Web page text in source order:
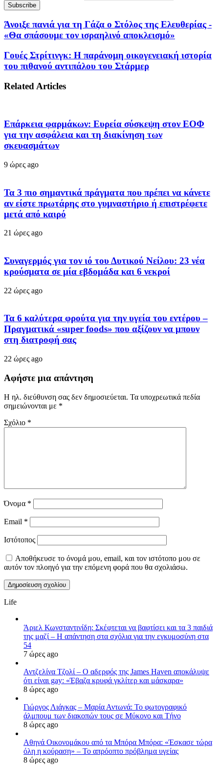
Άνοιξε πανιά για τη Γάζα ο Στόλος της Ελευθερίας -
«Θα σπάσουμε τον ισραηλινό αποκλεισμό»
Γουές Στρίτινγκ: Η παράνομη οικογενειακή ιστορία
του πιθανού αντιπάλου του Στάρμερ
Related Articles
Επάρκεια φαρμάκων: Ευρεία σύσκεψη στον ΕΟΦ
για την ασφάλεια και τη διακίνηση των
σκευασμάτων
9 ώρες ago
Τα 3 πιο σημαντικά πράγματα που πρέπει να κάνετε
αν είστε πρωτάρης στο γυμναστήριο ή επιστρέφετε
μετά από καιρό
21 ώρες ago
Συναγερμός για τον ιό του Δυτικού Νείλου: 23 νέα
κρούσματα σε μία εβδομάδα και 6 νεκροί
22 ώρες ago
Τα 6 καλύτερα φρούτα για την υγεία του εντέρου –
Πραγματικά «super foods» που αξίζουν να μπουν
στη διατροφή σας
22 ώρες ago
Αφήστε μια απάντηση
Η ηλ. διεύθυνση σας δεν δημοσιεύεται. Τα υποχρεωτικά πεδία
σημειώνονται με *
Σχόλιο *
Όνομα *
Email *
Ιστότοπος
Αποθήκευσε το όνομά μου, email, και τον ιστότοπο μου σε
αυτόν τον πλοηγό για την επόμενη φορά που θα σχολιάσω.
Life
Άριελ Κωνσταντινίδη: Σκέφτεται να βαφτίσει και τα 3 παιδιά
της μαζί – Η απάντηση στα σχόλια για την εγκυμοσύνη στα
54
7 ώρες ago
Αντζελίνα Τζολί – Ο αδερφός της James Haven αποκάλυψε
ότι είναι gay: «Έβαζα κρυφά γκλίτερ και μάσκαρα»
8 ώρες ago
Γιώργος Λιάγκας – Μαρία Αντωνά: Το φωτογραφικό
άλμπουμ των διακοπών τους σε Μύκονο και Τήνο
8 ώρες ago
Αθηνά Οικονομάκου από τα Μπόρα Μπόρα: «Έσκασε τώρα
όλη η κούραση» – Το απρόοπτο πρόβλημα υγείας
8 ώρες ago